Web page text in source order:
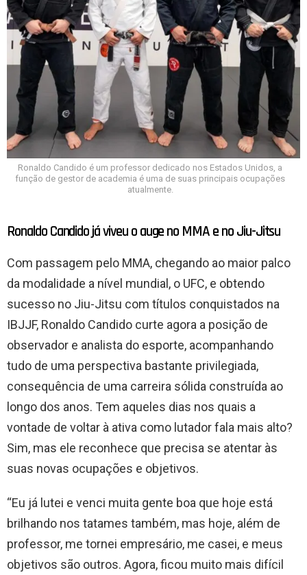
Ronaldo Candido é um professor dedicado nos Estados Unidos, a
função de gestor de academia é uma de suas principais ocupações
atualmente.
Ronaldo Candido já viveu o auge no MMA e no Jiu-Jitsu
Com passagem pelo MMA, chegando ao maior palco
da modalidade a nível mundial, o UFC, e obtendo
sucesso no Jiu-Jitsu com títulos conquistados na
IBJJF, Ronaldo Candido curte agora a posição de
observador e analista do esporte, acompanhando
tudo de uma perspectiva bastante privilegiada,
consequência de uma carreira sólida construída ao
longo dos anos. Tem aqueles dias nos quais a
vontade de voltar à ativa como lutador fala mais alto?
Sim, mas ele reconhece que precisa se atentar às
suas novas ocupações e objetivos.
“Eu já lutei e venci muita gente boa que hoje está
brilhando nos tatames também, mas hoje, além de
professor, me tornei empresário, me casei, e meus
objetivos são outros. Agora, ficou muito mais difícil